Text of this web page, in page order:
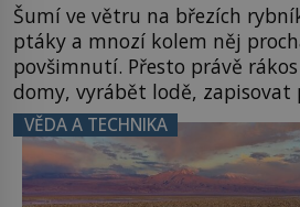
Šumí ve větru na březích
ptáky a mnozí kolem něj
povšimnutí. Přesto právě
domy, vyrábět lodě, zapisovat
inspiroval řadu pověstí. Tato
užitečná rostlina provází
Většina lidí vnímá rákos jen
letního koupání. Stačí se však
VĚDA A TECHNIKA